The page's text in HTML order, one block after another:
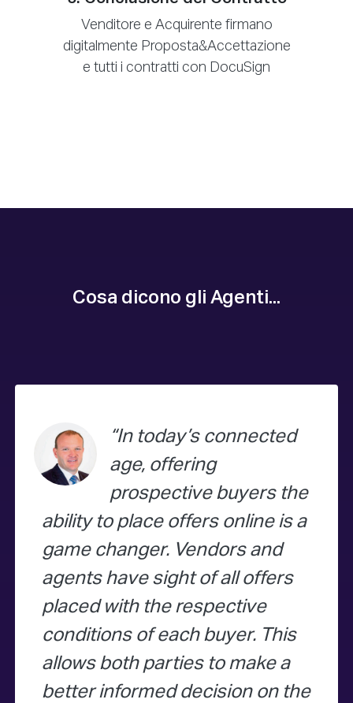
Venditore e Acquirente firmano
digitalmente Proposta&Accettazione
e tutti i contratti con DocuSign
Cosa dicono gli Agenti...
In today’s connected
age, offering
prospective buyers the
ability to place offers online is a
game changer. Vendors and
agents have sight of all offers
placed with the respective
conditions of each buyer. This
allows both parties to make a
better informed decision on the